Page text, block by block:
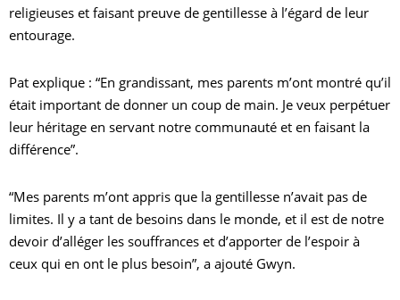
religieuses et faisant preuve de gentillesse à l’égard de leur
entourage.
Pat explique : “En grandissant, mes parents m’ont montré qu’il
était important de donner un coup de main. Je veux perpétuer
leur héritage en servant notre communauté et en faisant la
différence”.
“Mes parents m’ont appris que la gentillesse n’avait pas de
limites. Il y a tant de besoins dans le monde, et il est de notre
devoir d’alléger les souffrances et d’apporter de l’espoir à
ceux qui en ont le plus besoin”, a ajouté Gwyn.